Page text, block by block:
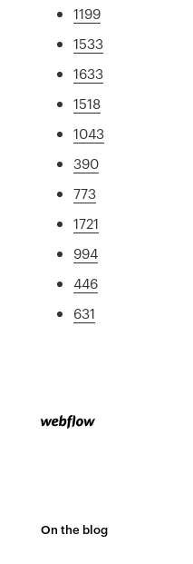
1199
1533
1633
1518
1043
390
773
1721
994
446
631
On the blog